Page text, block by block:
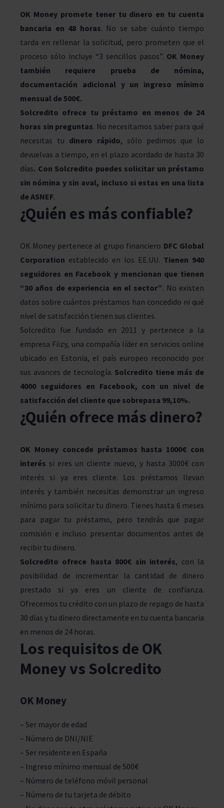
OK Money promete tener tu dinero en tu cuenta
bancaria en 48 horas. No se sabe cuánto tiempo
tarda en rellenar la solicitud, pero prometen que el
proceso sólo incluye “3 sencillos pasos”. OK Money
también requiere prueba de nómina,
documentación adicional y un ingreso mínimo
mensual de 500€.
Solcredito ofrece tu préstamo en menos de 24
horas sin preguntas. No necesitamos saber para qué
necesitas tu dinero rápido, sólo pedimos que lo
devuelvas a tiempo, en el plazo acordado de hasta 30
días. Con Solcredito puedes solicitar un préstamo
sin nómina y sin aval, incluso si estas en una lista
de ASNEF.
¿Quién es más confiable?
OK Money pertenece al grupo financiero DFC Global
Corporation establecido en los EE.UU. Tienen 940
seguidores en Facebook y mencionan que tienen
“30 años de experiencia en el sector”. No existen
datos sobre cuántos préstamos han concedido ni qué
nivel de satisfacción tienen sus clientes.
Solcredito fue fundado en 2011 y pertenece a la
empresa Fiizy, una compañía líder en servicios online
ubicado en Estonia, el país europeo reconocido por
sus avances de tecnología. Solcredito tiene más de
4000 seguidores en Facebook, con un nivel de
satisfacción del cliente que sobrepasa 99,10%.
¿Quién ofrece más dinero?
OK Money concede préstamos hasta 1000€ con
interés si eres un cliente nuevo, y hasta 3000€ con
interés si ya eres cliente. Los préstamos llevan
interés y también necesitas demonstrar un ingreso
mínimo para solicitar tu dinero. Tienes hasta 6 meses
para pagar tu préstamo, pero tendrás que pagar
comisión e incluso presentar documentos antes de
recibir tu dinero.
Solcredito ofrece hasta 800€ sin interés, con la
posibilidad de incrementar la cantidad de dinero
prestado si ya eres un cliente de confianza.
Ofrecemos tu crédito con un plazo de repago de hasta
30 días y tu dinero directamente en tu cuenta bancaria
en menos de 24 horas.
Los requisitos de OK
Money vs Solcredito
OK Money
– Ser mayor de edad
– Número de DNI/NIE
– Ser residente en España
– Ingreso mínimo mensual de 500€
– Número de teléfono móvil personal
– Número de tu tarjeta de débito